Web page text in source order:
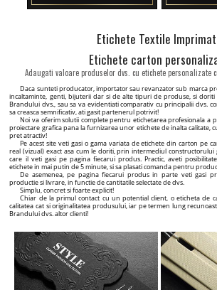
Etichete Textile
Etichete carton
Adaugati valoare produselor dvs. cu etichete personalizate
Daca sunteti producator, importator sau revanzator sub marca
incaltaminte, genti, bijuterii dar si de alte tipuri de produse, si
Brandului dvs., sau sa va evidentiati comparativ cu principalii dvs.
sa creasca semnificativ, ati gasit partenerul potrivit!
Noi va oferim solutii complete pentru etichetarea profesionala a
proiectare grafica pana la furnizarea unor etichete de inalta calitate,
pret atractiv!
Pe acest site veti gasi o gama variata de etichete din carton pe
real (vizual) exact asa cum le doriti, prin intermediul
care il veti gasi pe pagina fiecarui produs. Practic, aveti
etichete in mai putin de 5 minute, si sa plasati comanda pentru
De asemenea, pe pagina fiecarui produs in parte veti gasi
productie si livrare, in functie de cantitatile selectate de dvs.
Simplu, concret si foarte explicit!
Chiar de la primul contact cu un potential client, o eticheta de
calitatea cat si originalitatea produsului, iar pe termen lung
Brandului dvs. altor clienti!